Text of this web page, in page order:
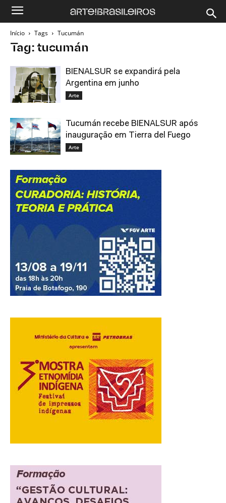
Início Tags Tucumán
Tag: tucumán
BIENALSUR se expandirá pela
Argentina em junho
Arte
Tucumán recebe BIENALSUR após
inauguração em Tierra del Fuego
Arte